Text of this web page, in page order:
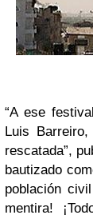
“A ese
Luis
rescatada”,
bautizado
población
mentira!